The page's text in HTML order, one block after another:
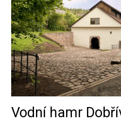
Vodní hamr